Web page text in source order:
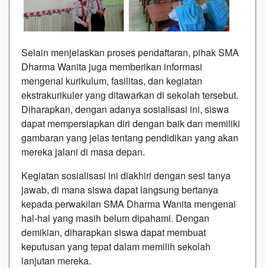
Selain menjelaskan proses pendaftaran, pihak SMA
Dharma Wanita juga memberikan informasi
mengenai kurikulum, fasilitas, dan kegiatan
ekstrakurikuler yang ditawarkan di sekolah tersebut.
Diharapkan, dengan adanya sosialisasi ini, siswa
dapat mempersiapkan diri dengan baik dan memiliki
gambaran yang jelas tentang pendidikan yang akan
mereka jalani di masa depan.
Kegiatan sosialisasi ini diakhiri dengan sesi tanya
jawab, di mana siswa dapat langsung bertanya
kepada perwakilan SMA Dharma Wanita mengenai
hal-hal yang masih belum dipahami. Dengan
demikian, diharapkan siswa dapat membuat
keputusan yang tepat dalam memilih sekolah
lanjutan mereka.